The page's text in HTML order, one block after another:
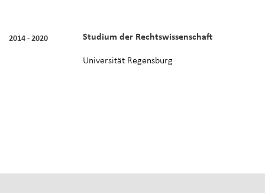
2014 - 2020 Studium der Rechtswissenschaft
Universität Regensburg